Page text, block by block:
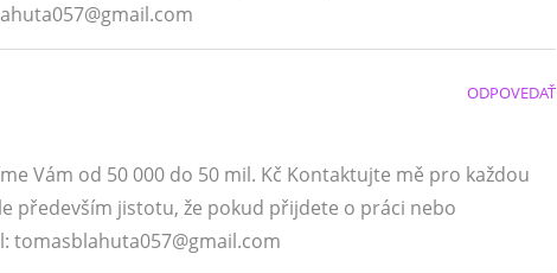
Vám od 50 000 do 50 mil. Kč Kontaktujte mě pro každou
především jistotu, že pokud přijdete o práci nebo
tomasblahuta057@gmail.com
ODPOVEDAŤ